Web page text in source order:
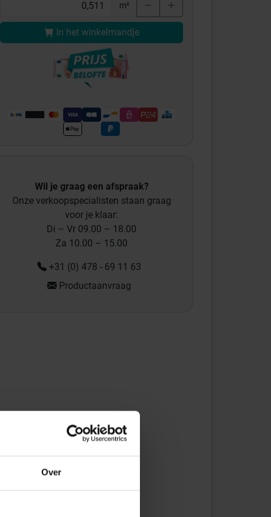
Over
m²
In het winkelmandje
Wil je graag een afspraak?
Onze verkoopspecialisten staan graag
voor je klaar:
Di – Vr 09.00 – 18.00
Za 10.00 – 15.00
+31 (0) 478 - 69 11 63
Productaanvraag